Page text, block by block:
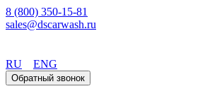
8 (800) 350-15-81
sales@dscarwash.ru
RU
ENG
Обратный звонок